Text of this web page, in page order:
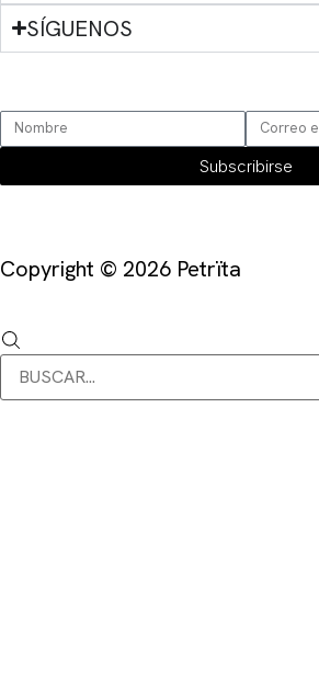
SÍGUENOS
Subscribirse
Copyright © 2026 Petrïta